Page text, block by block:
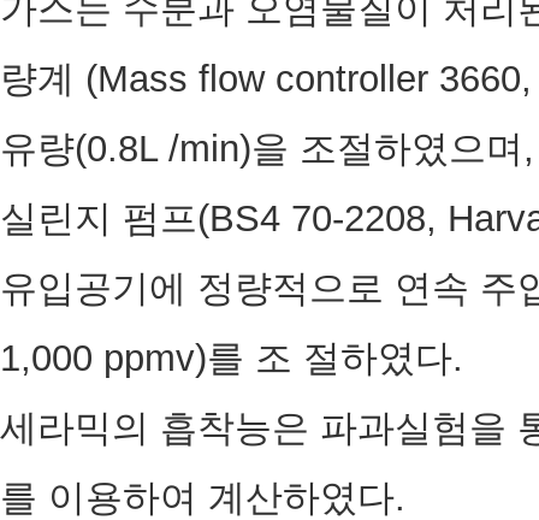
가스는 수분과 오염물질이 처리
량계 (Mass flow controller
유량(0.8L /min)을 조절하였으
실린지 펌프(BS4 70-2208,
유입공기에 정량적으로 연속 주
1,000 ppmv)를 조 절하였다.
세라믹의 흡착능은 파과실험을
를 이용하여 계산하였다.